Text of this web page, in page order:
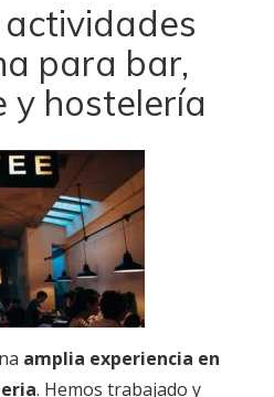
para bar,
y hostelería
amplia experiencia en
. Hemos trabajado y